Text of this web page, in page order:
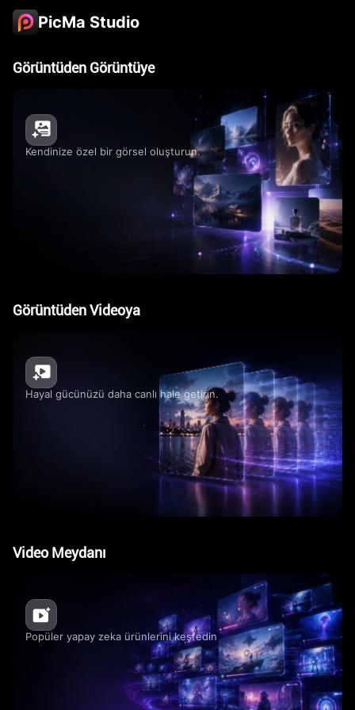
PicMa Studio
Görüntüden Görüntüye
Kendinize özel bir görsel oluşturun.
Görüntüden Videoya
Hayal gücünüzü daha canlı hale getirin.
Video Meydanı
Popüler yapay zeka ürünlerini keşfedin